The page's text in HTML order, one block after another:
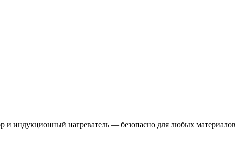
и индукционный нагреватель — безопасно для любых материалов